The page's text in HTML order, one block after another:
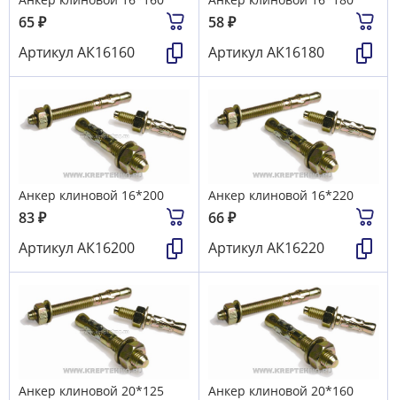
65₽
Артикул АК16160
58₽
Артикул АК16180
Анкер клиновой 16*200
83₽
Артикул АК16200
Анкер клиновой 16*220
66₽
Артикул АК16220
Анкер клиновой 20*125 Анкер клиновой 20*160